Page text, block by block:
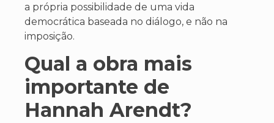
a própria possibilidade de uma vida
democrática baseada no diálogo, e não na
imposição.
Qual a obra mais
importante de
Hannah Arendt?